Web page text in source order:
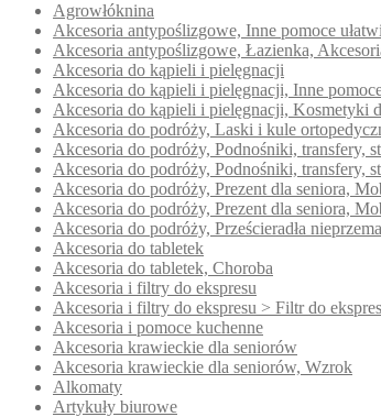
Agrowłóknina
Akcesoria antypoślizgowe, Inne pomoce
Akcesoria antypoślizgowe, Łazienka,
Akcesoria do kąpieli i pielęgnacji
Akcesoria do kąpieli i pielęgnacji, Inne
Akcesoria do kąpieli i pielęgnacji, Kosmetyki
Akcesoria do podróży, Laski i kule
Akcesoria do podróży, Podnośniki, transfery,
Akcesoria do podróży, Podnośniki, transfery,
Akcesoria do podróży, Prezent dla seniora,
Akcesoria do podróży, Prezent dla seniora,
Akcesoria do podróży, Prześcieradła
Akcesoria do tabletek
Akcesoria do tabletek, Choroba
Akcesoria i filtry do ekspresu
Akcesoria i filtry do ekspresu > Filtr do
Akcesoria i pomoce kuchenne
Akcesoria krawieckie dla seniorów
Akcesoria krawieckie dla seniorów, Wzrok
Alkomaty
Artykuły biurowe